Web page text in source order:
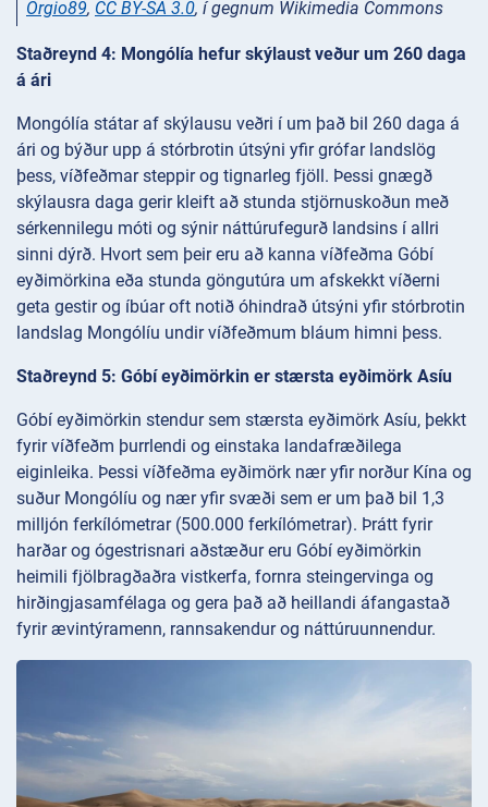
Orgio89, CC BY-SA 3.0, í gegnum Wikimedia Commons
Staðreynd 4: Mongólía hefur skýlaust veður um 260 daga
á ári
Mongólía státar af skýlausu veðri í um það bil 260 daga á
ári og býður upp á stórbrotin útsýni yfir grófar landslög
þess, víðfeðmar steppir og tignarleg fjöll. Þessi gnægð
skýlausra daga gerir kleift að stunda stjörnuskoðun með
sérkennilegu móti og sýnir náttúrufegurð landsins í allri
sinni dýrð. Hvort sem þeir eru að kanna víðfeðma Góbí
eyðimörkina eða stunda göngutúra um afskekkt víðerni
geta gestir og íbúar oft notið óhindrað útsýni yfir stórbrotin
landslag Mongólíu undir víðfeðmum bláum himni þess.
Staðreynd 5: Góbí eyðimörkin er stærsta eyðimörk Asíu
Góbí eyðimörkin stendur sem stærsta eyðimörk Asíu, þekkt
fyrir víðfeðm þurrlendi og einstaka landafræðilega
eiginleika. Þessi víðfeðma eyðimörk nær yfir norður Kína og
suður Mongólíu og nær yfir svæði sem er um það bil 1,3
milljón ferkílómetrar (500.000 ferkílómetrar). Þrátt fyrir
harðar og ógestrisnari aðstæður eru Góbí eyðimörkin
heimili fjölbragðaðra vistkerfa, fornra steingervinga og
hirðingjasamfélaga og gera það að heillandi áfangastað
fyrir ævintýramenn, rannsakendur og náttúruunnendur.